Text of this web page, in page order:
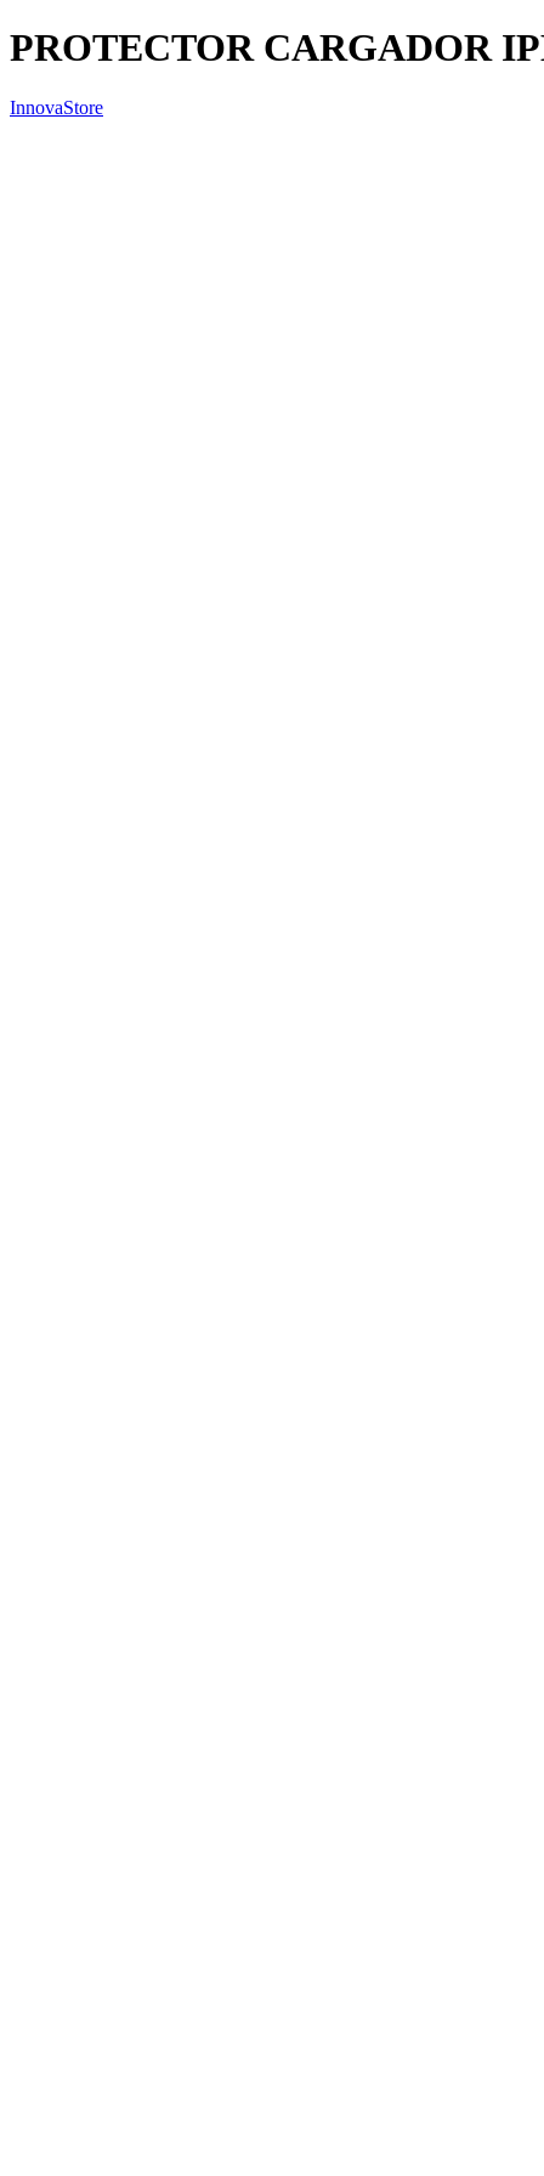
PROTECTOR CARGADOR
InnovaStore